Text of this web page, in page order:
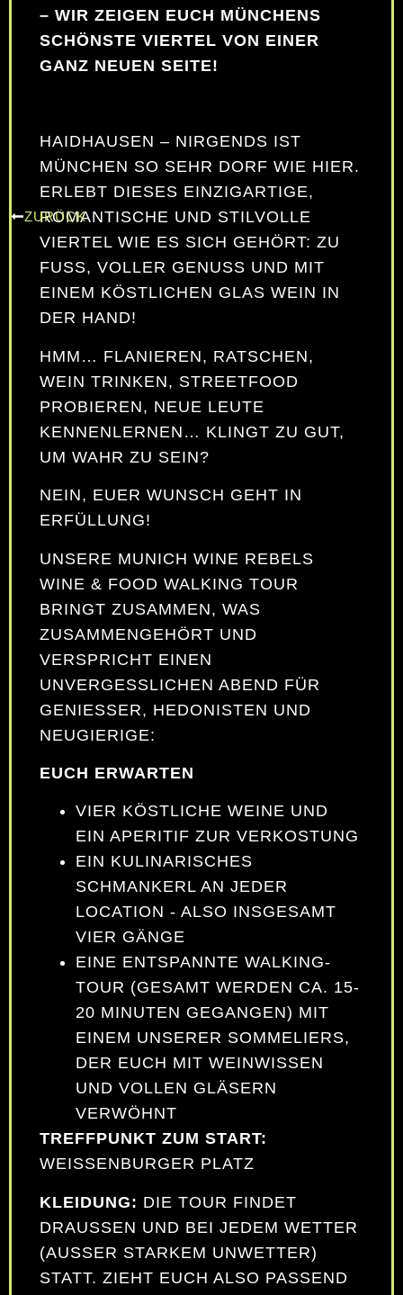
– WIR ZEIGEN EUCH MÜNCHENS
SCHÖNSTE VIERTEL VON EINER
GANZ NEUEN SEITE!
HAIDHAUSEN – NIRGENDS IST
MÜNCHEN SO SEHR DORF WIE HIER.
ERLEBT DIESES EINZIGARTIGE,
ROMANTISCHE UND STILVOLLE
VIERTEL WIE ES SICH GEHÖRT: ZU
FUSS, VOLLER GENUSS UND MIT E
INEM KÖSTLICHEN GLAS WEIN IN D
ER HAND!
HMM… FLANIEREN, RATSCHEN,
WEIN TRINKEN, STREETFOOD
PROBIEREN, NEUE LEUTE
KENNENLERNEN… KLINGT ZU GUT,
UM WAHR ZU SEIN?
NEIN, EUER WUNSCH GEHT IN
ERFÜLLUNG!
UNSERE MUNICH WINE REBELS
WINE & FOOD WALKING TOUR
BRINGT ZUSAMMEN, WAS
ZUSAMMENGEHÖRT UND
VERSPRICHT EINEN
UNVERGESSLICHEN ABEND FÜR
GENIESSER, HEDONISTEN UND N
EUGIERIGE:
EUCH ERWARTEN
VIER KÖSTLICHE WEINE UND
EIN APERITIF ZUR VERKOSTUNG
EIN KULINARISCHES
SCHMANKERL AN JEDER
LOCATION - ALSO INSGESAMT
VIER GÄNGE
EINE ENTSPANNTE WALKING-
TOUR (GESAMT WERDEN CA. 15-
20 MINUTEN GEGANGEN) MIT
EINEM UNSERER SOMMELIERS,
DER EUCH MIT WEINWISSEN
UND VOLLEN GLÄSERN
VERWÖHNT
TREFFPUNKT ZUM START:
WEISSENBURGER PLATZ
KLEIDUNG: DIE TOUR FINDET
DRAUSSEN UND BEI JEDEM WETTER (
AUSSER STARKEM UNWETTER) ST
ATT. ZIEHT EUCH ALSO PASSEND AN
ZURÜCK